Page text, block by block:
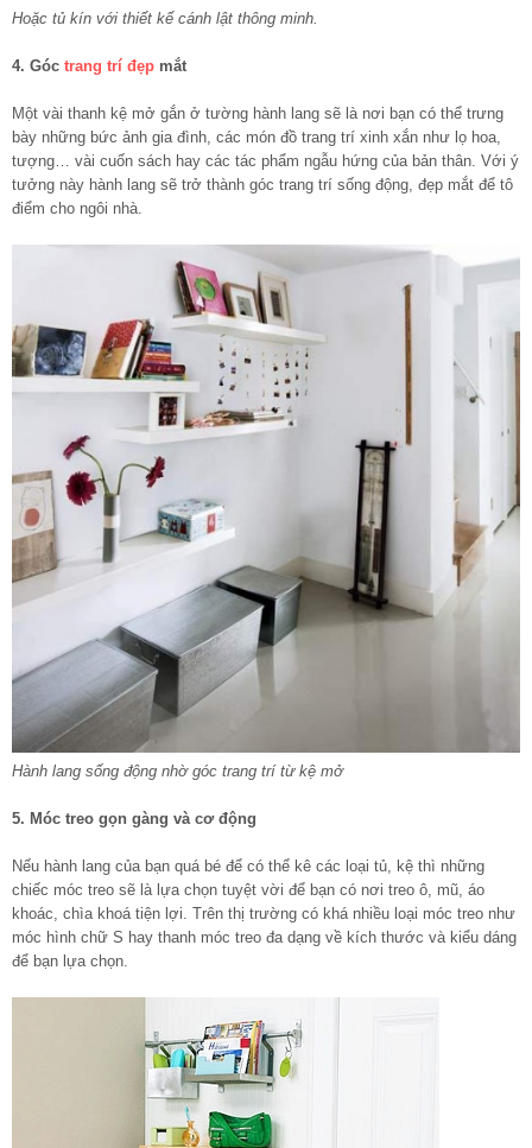
Hoặc tủ kín với thiết kế cánh lật thông minh.
4. Góc trang trí đẹp mắt
Một vài thanh kệ mở gắn ở tường hành lang sẽ là nơi bạn có thể trưng
bày những bức ảnh gia đình, các món đồ trang trí xinh xắn như lọ hoa,
tượng… vài cuốn sách hay các tác phẩm ngẫu hứng của bản thân. Với ý
tưởng này hành lang sẽ trở thành góc trang trí sống động, đẹp mắt để tô
điểm cho ngôi nhà.
Hành lang sống động nhờ góc trang trí từ kệ mở
5. Móc treo gọn gàng và cơ động
Nếu hành lang của bạn quá bé để có thể kê các loại tủ, kệ thì những
chiếc móc treo sẽ là lựa chọn tuyệt vời để bạn có nơi treo ô, mũ, áo
khoác, chìa khoá tiện lợi. Trên thị trường có khá nhiều loại móc treo như
móc hình chữ S hay thanh móc treo đa dạng về kích thước và kiểu dáng
để bạn lựa chọn.